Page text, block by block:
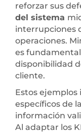
reforzar sus
del sistema
interrupciones
operaciones.
es
disponibilidad
cliente.
Estos ejemplos
específicos de
información
Al adaptar los